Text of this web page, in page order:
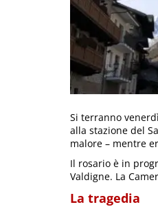
Si terranno
alla stazione del
malore – mentre
Il rosario è in
Valdigne. La
La tragedia